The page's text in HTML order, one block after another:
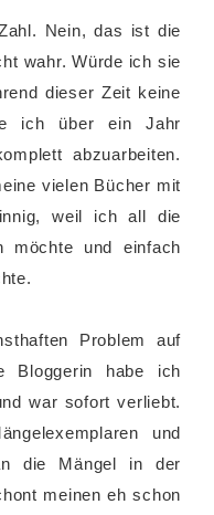
Nein, das ist die
wahr. Würde ich sie
dieser Zeit keine
ich über ein Jahr
abzuarbeiten.
vielen Bücher mit
weil ich all die
möchte und einfach
Problem auf
Bloggerin habe ich
war sofort verliebt.
und
die Mängel in der
meinen eh schon